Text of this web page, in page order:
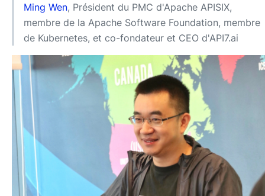
Ming Wen, Président du PMC d'Apache APISIX,
membre de la Apache Software Foundation, membre
de Kubernetes, et co-fondateur et CEO d'API7.ai